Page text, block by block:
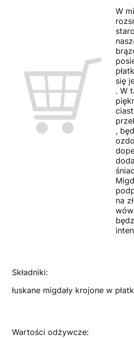
W
się
. W
,
na
Składniki:
łuskane migdały krojone w
Wartości odżywcze: